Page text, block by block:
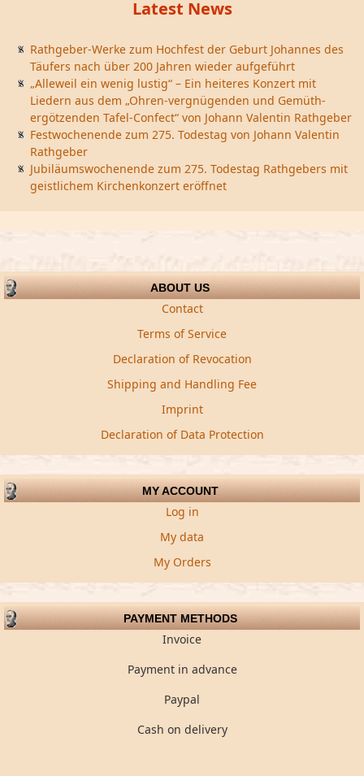
Latest News
Rathgeber-Werke zum Hochfest der Geburt Johannes des
Täufers nach über 200 Jahren wieder aufgeführt
„Alleweil ein wenig lustig“ – Ein heiteres Konzert mit
Liedern aus dem „Ohren-vergnügenden und Gemüth-
ergötzenden Tafel-Confect“ von Johann Valentin Rathgeber
Festwochenende zum 275. Todestag von Johann Valentin
Rathgeber
Jubiläumswochenende zum 275. Todestag Rathgebers mit
geistlichem Kirchenkonzert eröffnet
ABOUT US
Contact
Terms of Service
Declaration of Revocation
Shipping and Handling Fee
Imprint
Declaration of Data Protection
MY ACCOUNT
Log in
My data
My Orders
PAYMENT METHODS
Invoice
Payment in advance
Paypal
Cash on delivery